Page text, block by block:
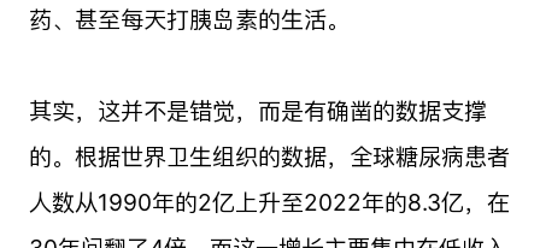
药、甚至每天打胰岛素的生活。
其实，这并不是错觉，而是有确凿的数据支撑
的。根据世界卫生组织的数据，全球糖尿病患者
人数从1990年的2亿上升至2022年的8.3亿，在